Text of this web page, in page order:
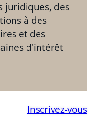
juridiques, des
à des
et des
d'intérêt
Inscrivez-vous